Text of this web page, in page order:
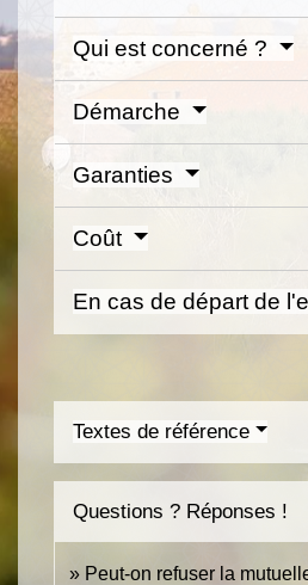
Qui est concerné ?
Démarche
Garanties
Coût
En cas de départ de
Textes de référence
Questions ? Réponses !
Peut-on refuser la